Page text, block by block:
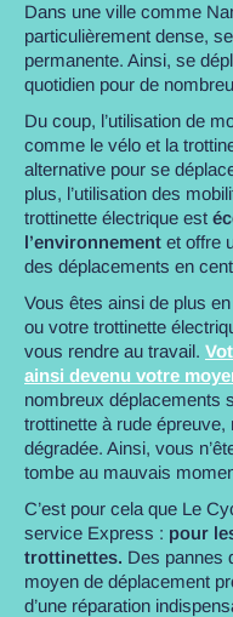
Dans une ville comme
particulièrement dense,
permanente. Ainsi, se
quotidien pour de
Du coup, l’utilisation de
comme le vélo et la
alternative pour se
plus, l’utilisation des
trottinette électrique est
l’environnement et offre
des déplacements en
Vous êtes ainsi de plus
ou votre trottinette
vous rendre au travail.
ainsi devenu votre
nombreux déplacements
trottinette à rude
dégradée. Ainsi, vous
tombe au mauvais
C’est pour cela que Le
service Express : pour
trottinettes. Des pannes
moyen de déplacement
d’une réparation